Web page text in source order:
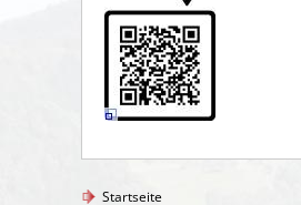
Startseite